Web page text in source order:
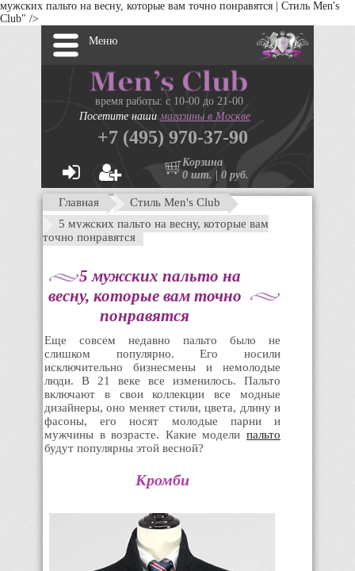
мужских пальто на весну, которые вам точно понравятся | Стиль Men's
Club" />
Меню
время работы: с 10-00 до 21-00
Посетите нашимагазины в Москве
+7 (495) 970-37-90
Корзина
0 шт. | 0 руб.
Главная
Стиль Men's Club
5 мужских пальто на весну, которые вам
точно понравятся
5 мужских пальто на
весну, которые вам точно
понравятся
Еще совсем недавно пальто было не
слишком популярно. Его носили
исключительно бизнесмены и немолодые
люди. В 21 веке все изменилось. Пальто
включают в свои коллекции все модные
дизайнеры, оно меняет стили, цвета, длину и
фасоны, его носят молодые парни и
мужчины в возрасте. Какие модели пальто
будут популярны этой весной?
Кромби